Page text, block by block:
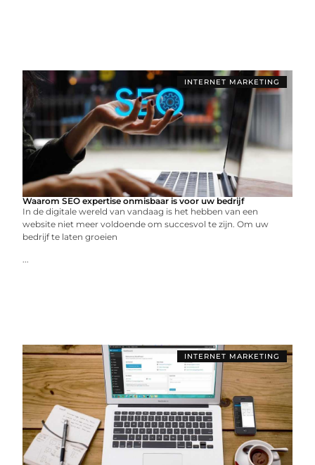
INTERNET MARKETING
Waarom SEO expertise onmisbaar is voor uw bedrijf
In de digitale wereld van vandaag is het hebben van een
website niet meer voldoende om succesvol te zijn. Om uw
bedrijf te laten groeien
...
INTERNET MARKETING